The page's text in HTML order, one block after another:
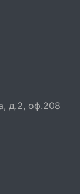
д.2, оф.208